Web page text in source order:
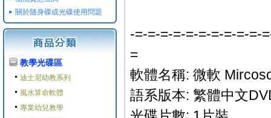
關於随身碟或光碟使用問題
教學光碟區
迪士尼幼教系列
風水算命軟體
專業幼兒教學
-=-=-=-=-=-=-=-=-=-=-
=
軟體名稱: 微軟
語系版本: 繁體中文